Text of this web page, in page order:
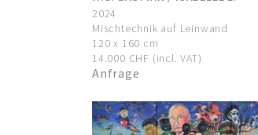
2024
Mischtechnik auf Leinwand
120 x 160 cm
14.000 CHF (incl. VAT)
Anfrage